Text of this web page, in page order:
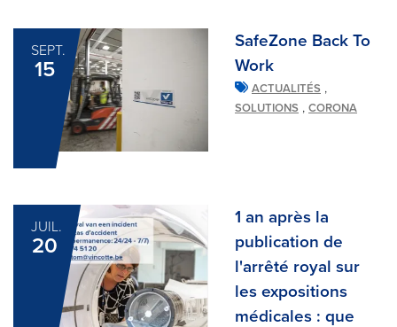
SEPT.
15
SafeZone Back To
Work
ACTUALITÉS ,
SOLUTIONS , CORONA
JUIL.
20
1 an après la
publication de
l'arrêté royal sur
les expositions
médicales : que